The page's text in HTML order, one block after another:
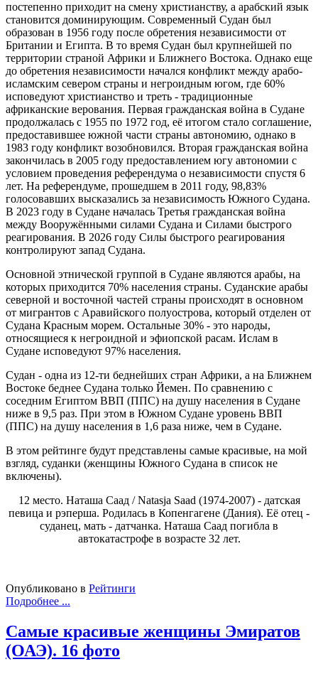
постепенно приходит на смену христианству, а арабский язык
становится доминирующим. Современный Судан был
образован в 1956 году после обретения независимости от
Британии и Египта. В то время Судан был крупнейшей по
территории страной Африки и Ближнего Востока. Однако еще
до обретения независимости начался конфликт между арабо-
исламским севером страны и негроидным югом, где 60%
исповедуют христианство и треть - традиционные
африканские верования. Первая гражданская война в Судане
продолжалась с 1955 по 1972 год, её итогом стало соглашение,
предоставившее южной части страны автономию, однако в
1983 году конфликт возобновился. Вторая гражданская война
закончилась в 2005 году предоставлением югу автономии с
условием проведения референдума о независимости спустя 6
лет. На референдуме, прошедшем в 2011 году, 98,83%
голосовавших высказались за независимость Южного Судана.
В 2023 году в Судане началась Третья гражданская война
между Вооружёнными силами Судана и Силами быстрого
реагирования. В 2026 году Силы быстрого реагирования
контролируют запад Судана.
Основной этнической группой в Судане являются арабы, на
которых приходится 70% населения страны. Суданские арабы
северной и восточной частей страны происходят в основном
от мигрантов с Аравийского полуострова, который отделен от
Судана Красным морем. Остальные 30% - это народы,
относящиеся к негроидной и эфиопской расам. Ислам в
Судане исповедуют 97% населения.
Судан - одна из 12-ти беднейших стран Африки, а на Ближнем
Востоке беднее Судана только Йемен. По сравнению с
соседним Египтом ВВП (ППС) на душу населения в Судане
ниже в 9,5 раз. При этом в Южном Судане уровень ВВП
(ППС) на душу населения в 1,6 раза ниже, чем в Судане.
В этом рейтинге будут представлены самые красивые, на мой
взгляд, суданки (женщины Южного Судана в список не
включены).
12 место. Наташа Саад / Natasja Saad (1974-2007) - датская
певица и рэперша. Родилась в Копенгагене (Дания). Её отец -
суданец, мать - датчанка. Наташа Саад погибла в
автокатастрофе в возрасте 32 лет.
Опубликовано в Рейтинги
Подробнее ...
Самые красивые женщины Эмиратов
(ОАЭ). 16 фото